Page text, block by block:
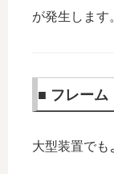
が発生します
■ フレーム
大型装置でも